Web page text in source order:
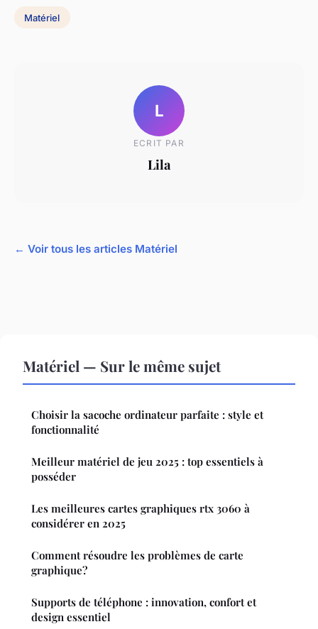
Matériel
L
ECRIT PAR
Lila
← Voir tous les articles Matériel
Matériel — Sur le même sujet
Choisir la sacoche ordinateur parfaite : style et
fonctionnalité
Meilleur matériel de jeu 2025 : top essentiels à
posséder
Les meilleures cartes graphiques rtx 3060 à
considérer en 2025
Comment résoudre les problèmes de carte
graphique?
Supports de téléphone : innovation, confort et
design essentiel